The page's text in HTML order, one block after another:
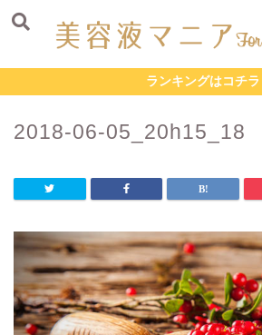
ランキングはコチラ
2018-06-05_20h15_18